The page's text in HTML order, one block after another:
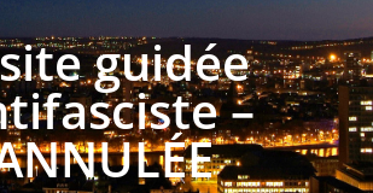
guidée
–